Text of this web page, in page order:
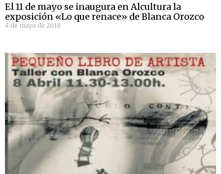
El 11 de mayo se inaugura en Alcultura la
exposición «Lo que renace» de Blanca Orozco
4 de mayo de 2018